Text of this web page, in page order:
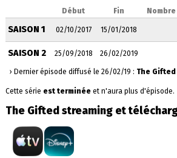
Début Fin
SAISON 1 02/10/2017 15/01/2018
SAISON 2 25/09/2018 26/02/2019
› Dernier épisode diffusé le 26/02/19 : The Gifted
Cette série est terminéeet n'aura plus d'épisode.
The Gifted streaming et